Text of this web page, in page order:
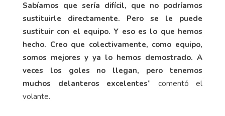
Sabíamos que sería difícil, que no podríamos
sustituirle directamente. Pero se le puede
sustituir con el equipo. Y eso es lo que hemos
hecho. Creo que colectivamente, como equipo,
somos mejores y ya lo hemos demostrado. A
veces los goles no llegan, pero tenemos
muchos delanteros excelentes” comentó el
volante.